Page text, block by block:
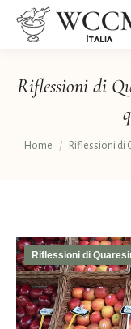
Riflessioni di
Tu sei qui:
Home Riflessioni di
Riflessioni di